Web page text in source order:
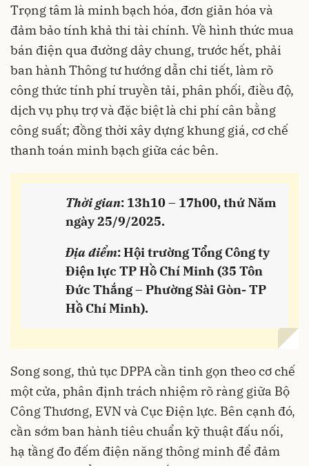
Trọng tâm là minh bạch hóa, đơn giản hóa và
đảm bảo tính khả thi tài chính. Về hình thức mua
bán điện qua đường dây chung, trước hết, phải
ban hành Thông tư hướng dẫn chi tiết, làm rõ
công thức tính phí truyền tải, phân phối, điều độ,
dịch vụ phụ trợ và đặc biệt là chi phí cân bằng
công suất; đồng thời xây dựng khung giá, cơ chế
thanh toán minh bạch giữa các bên.
Thời gian: 13h10 – 17h00, thứ Năm
ngày 25/9/2025.
Địa điểm: Hội trường Tổng Công ty
Điện lực TP Hồ Chí Minh (35 Tôn
Đức Thắng – Phường Sài Gòn- TP
Hồ Chí Minh).
Song song, thủ tục DPPA cần tinh gọn theo cơ chế
một cửa, phân định trách nhiệm rõ ràng giữa Bộ
Công Thương, EVN và Cục Điện lực. Bên cạnh đó,
cần sớm ban hành tiêu chuẩn kỹ thuật đấu nối,
hạ tầng đo đếm điện năng thông minh để đảm